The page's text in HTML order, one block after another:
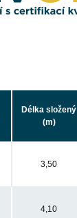
Délka složený
(m)
3,50
4,10